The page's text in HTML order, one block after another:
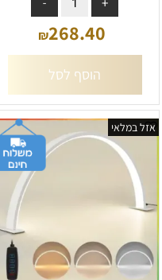
₪268.40
הוסף לסל
אזל במלאי